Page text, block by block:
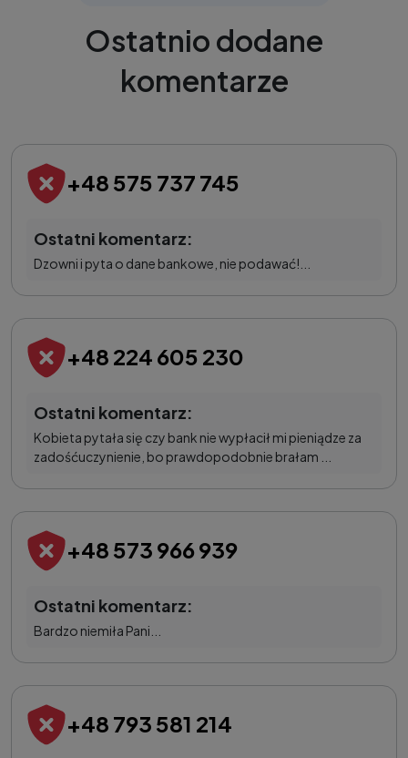
Ostatnio dodane
komentarze
+48 575 737 745
Ostatni komentarz:
Dzowni i pyta o dane bankowe, nie podawać!...
+48 224 605 230
Ostatni komentarz:
Kobieta pytała się czy bank nie wypłacił mi pieniądze za
zadośćuczynienie, bo prawdopodobnie brałam ...
+48 573 966 939
Ostatni komentarz:
Bardzo niemiła Pani...
+48 793 581 214